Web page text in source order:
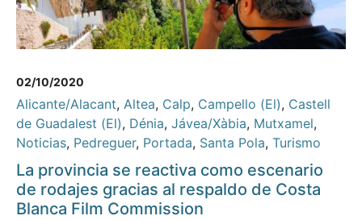
02/10/2020
Alicante/Alacant, Altea, Calp, Campello (El), Castell
de Guadalest (El), Dénia, Jávea/Xàbia, Mutxamel,
Noticias, Pedreguer, Portada, Santa Pola, Turismo
La provincia se reactiva como escenario
de rodajes gracias al respaldo de Costa
Blanca Film Commission